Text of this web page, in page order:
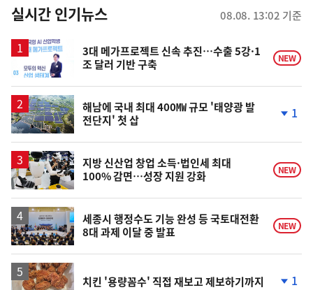
뉴
스
실시간 인기뉴스 08.08. 13:02 기준
3대 메가프로젝트 신속 추진…수출 5강·1
조 달러 기반 구축
NEW
해남에 국내 최대 400㎿ 규모 '태양광 발
전단지' 첫 삽
하
락
1
지방 신산업 창업 소득·법인세 최대
100% 감면…성장 지원 강화
NEW
세종시 행정수도 기능 완성 등 국토대전환
8대 과제 이달 중 발표
NEW
치킨 '용량꼼수' 직접 재보고 제보하기까지 1